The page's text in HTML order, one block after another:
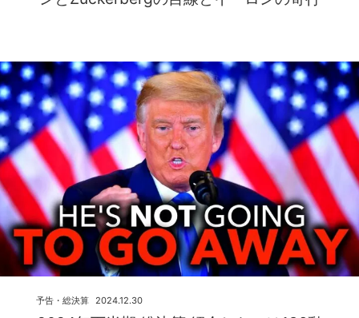
2024.12.30
予告・総決算